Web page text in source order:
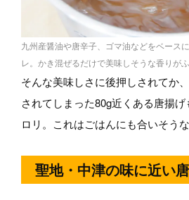
九州産醤油や唐辛子、ゴマ油などをベース
レ。かき混ぜるだけで美味しそうな香りが
そんな美味しさに後押しされてか
されてしまった80g近くある唐揚
ロリ。これはごはんにも合いそうな
聖地・中津の味に近い